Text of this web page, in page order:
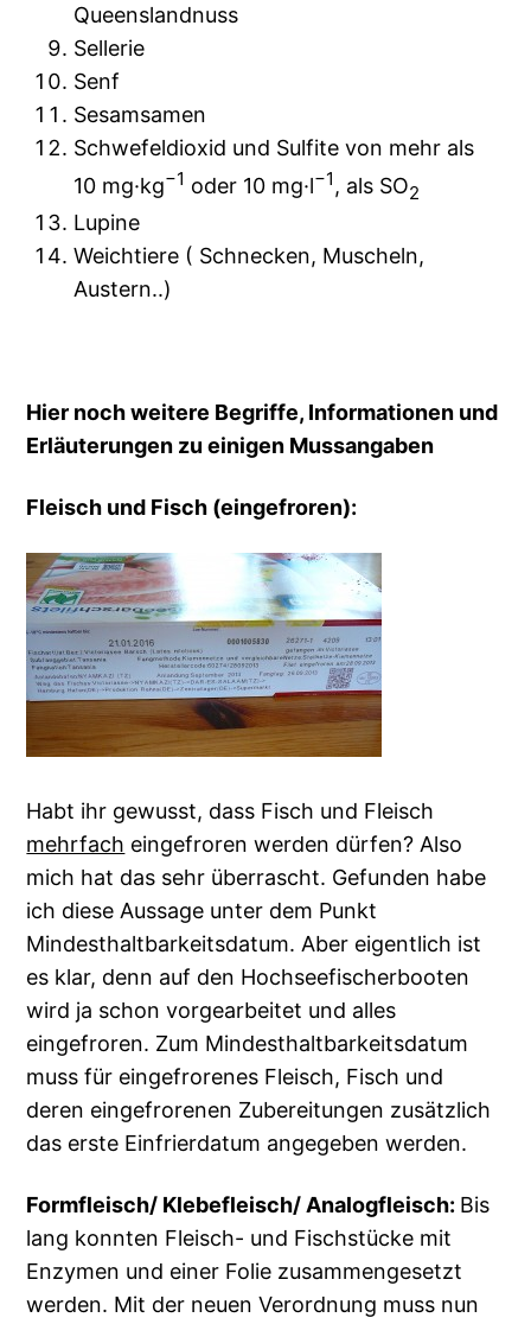
Queenslandnuss
Sellerie
Senf
Sesamsamen
Schwefeldioxid und Sulfite von mehr als
10 mg·kg−1 oder 10 mg·l−1 , als SO2
Lupine
Weichtiere ( Schnecken, Muscheln,
Austern..)
Hier noch weitere Begriffe, Informationen und
Erläuterungen zu einigen Mussangaben
Fleisch und Fisch (eingefroren):
Habt ihr gewusst, dass Fisch und Fleisch
mehrfach eingefroren werden dürfen? Also
mich hat das sehr überrascht. Gefunden habe
ich diese Aussage unter dem Punkt
Mindesthaltbarkeitsdatum. Aber eigentlich ist
es klar, denn auf den Hochseefischerbooten
wird ja schon vorgearbeitet und alles
eingefroren. Zum Mindesthaltbarkeitsdatum
muss für eingefrorenes Fleisch, Fisch und
deren eingefrorenen Zubereitungen zusätzlich
das erste Einfrierdatum angegeben werden.
Formfleisch/ Klebefleisch/ Analogfleisch: Bis
lang konnten Fleisch- und Fischstücke mit
Enzymen und einer Folie zusammengesetzt
werden. Mit der neuen Verordnung muss nun